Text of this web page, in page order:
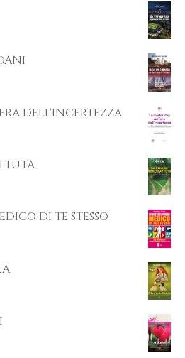
DELL'INCERTEZZA
DI TE STESSO